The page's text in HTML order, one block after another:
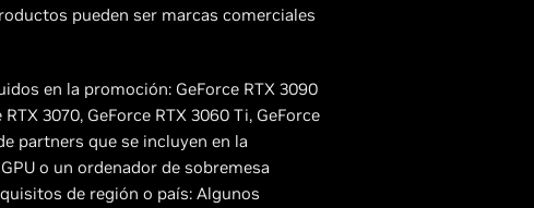
pueden ser marcas comerciales
en la promoción: GeForce RTX 3090
3070, GeForce RTX 3060 Ti, GeForce
partners que se incluyen en la
o un ordenador de sobremesa
de región o país: Algunos